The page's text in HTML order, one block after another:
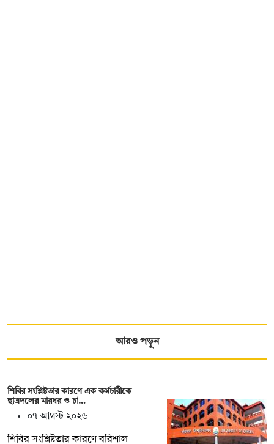
আরও পড়ুন
শিবির সংশ্লিষ্টতার কারণে এক কর্মচারীকে
ছাত্রদলের মারধর ও চা…
০৭ আগস্ট ২০২৬
শিবির সংশ্লিষ্টতার কারণে বরিশাল